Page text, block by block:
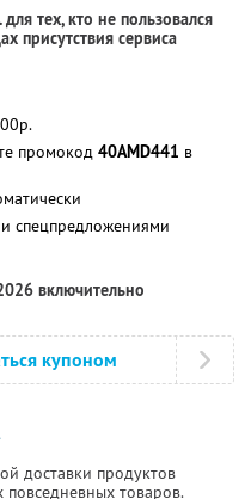
тех, кто не пользовался
присутствия сервиса
промокод 40AMD441 в
спецпредложениями
включительно
купоном
доставки продуктов
товаров.